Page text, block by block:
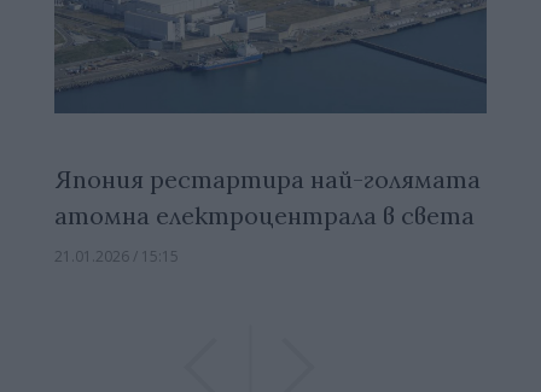
Япония рестартира най-голямата
атомна електроцентрала в света
21.01.2026 / 15:15